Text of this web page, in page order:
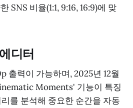
SNS 비율(1:1, 9:16, 16:9)에 맞
디터
출력이 가능하며, 2025년 12월
Moments' 기능이 특징
를 분석해 중요한 순간을 자동